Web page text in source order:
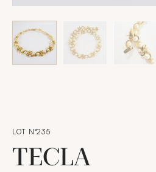
LOT N°235
TECLA